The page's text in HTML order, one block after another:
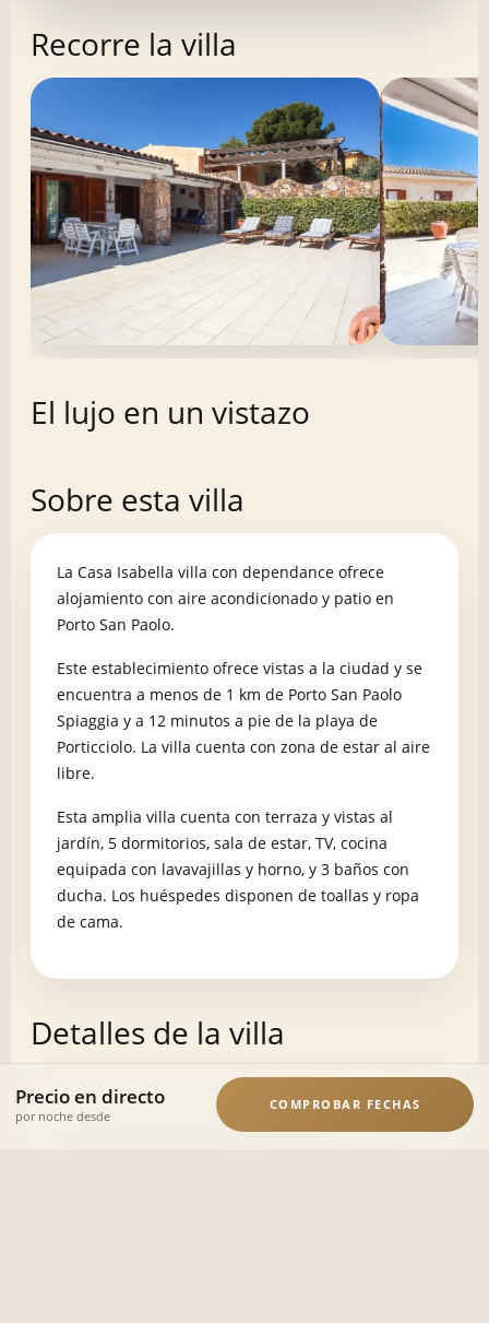
Recorre la villa
El lujo en un vistazo
Sobre esta villa
La Casa Isabella villa con dependance ofrece
alojamiento con aire acondicionado y patio en
Porto San Paolo.
Este establecimiento ofrece vistas a la ciudad y se
encuentra a menos de 1 km de Porto San Paolo
Spiaggia y a 12 minutos a pie de la playa de
Porticciolo. La villa cuenta con zona de estar al aire
libre.
Esta amplia villa cuenta con terraza y vistas al
jardín, 5 dormitorios, sala de estar, TV, cocina
equipada con lavavajillas y horno, y 3 baños con
ducha. Los huéspedes disponen de toallas y ropa
de cama.
Detalles de la villa
La amplia villa cuenta con una terraza y vistas al
Precio en directo
por noche desde
COMPROBAR FECHAS